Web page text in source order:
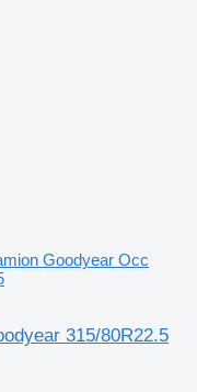
Goodyear Occ
315/80R22.5